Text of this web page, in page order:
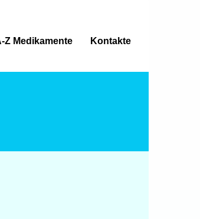
Z Medikamente Kontakte